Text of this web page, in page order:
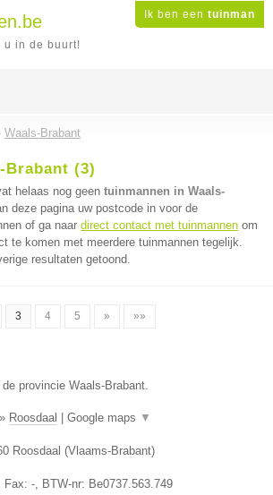
Ik ben een tuinman
u in de buurt!
Waals-Brabant
Brabant (3)
helaas nog geen tuinmannen in Waals-
deze pagina uw postcode in voor de
of ga naar direct contact met tuinmannen om
te komen met meerdere tuinmannen tegelijk.
resultaten getoond.
3 4 5 » »»
provincie Waals-Brabant.
» Roosdaal Google maps ▼
Roosdaal (Vlaams-Brabant)
Fax: -, BTW-nr: Be0737.563.749